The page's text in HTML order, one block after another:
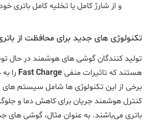
و از شارژ کامل یا تخلیه کامل باتری
تکنولوژی های جدید برای محافظت از
تولید کنندگان گوشی های هوشمند در حال
هستند که تاثیرات منفیFast Charge را
برخی از این تکنولوژی ها شامل سیستم
کنترل هوشمند جریان برای کاهش دما و
باتری می‌باشند. به عنوان مثال، گوشی های